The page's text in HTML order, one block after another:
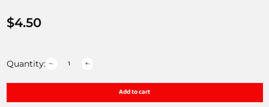
$4.50
Quantity:
Add to cart